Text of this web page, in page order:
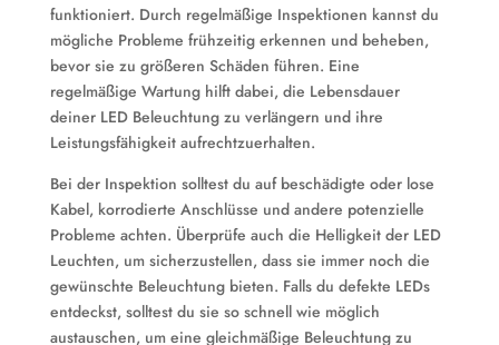
funktioniert. Durch regelmäßige Inspektionen kannst du
mögliche Probleme frühzeitig erkennen und beheben,
bevor sie zu größeren Schäden führen. Eine
regelmäßige Wartung hilft dabei, die Lebensdauer
deiner LED Beleuchtung zu verlängern und ihre
Leistungsfähigkeit aufrechtzuerhalten.
Bei der Inspektion solltest du auf beschädigte oder lose
Kabel, korrodierte Anschlüsse und andere potenzielle
Probleme achten. Überprüfe auch die Helligkeit der LED
Leuchten, um sicherzustellen, dass sie immer noch die
gewünschte Beleuchtung bieten. Falls du defekte LEDs
entdeckst, solltest du sie so schnell wie möglich
austauschen, um eine gleichmäßige Beleuchtung zu